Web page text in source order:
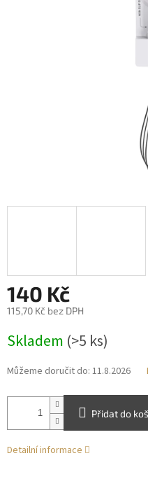
140 Kč
115,70 Kč bez DPH
cena:
Skladem (>5 ks)
Můžeme doručit do: 11.8.2026
Přidat do
Detailní informace